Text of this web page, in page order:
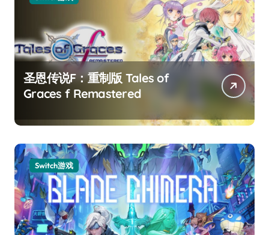
圣恩传说F：重制版 Tales of
Graces f Remastered
Switch游戏